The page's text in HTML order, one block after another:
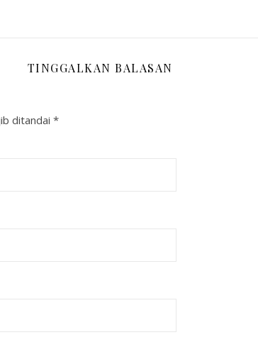
TINGGALKAN BALASAN
ditandai *